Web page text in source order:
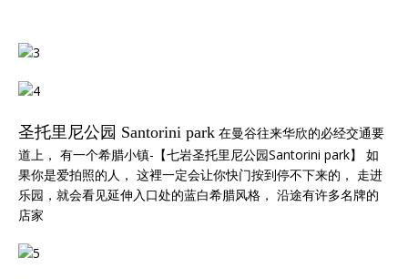
圣托里尼公园 Santorini park 在曼谷往来华欣的必经交通要
道上， 有一个希腊小镇-【七岩圣托里尼公园Santorini park】 如
果你是爱拍照的人， 这裡一定会让你快门按到停不下来的， 走进
乐园，就会看见延伸入口处的蓝白希腊风格， 沿途有许多名牌的
店家